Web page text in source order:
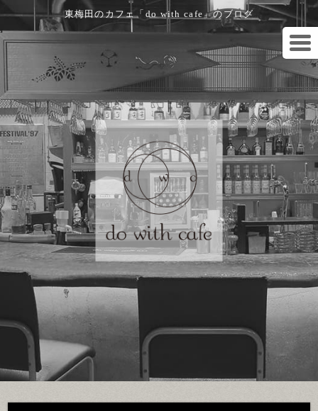
東梅田のカフェ「do with cafe」のブログ